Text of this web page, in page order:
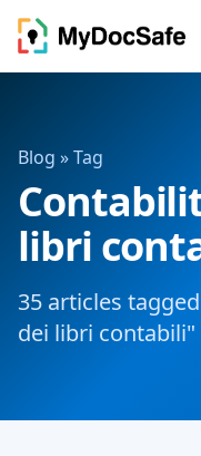
Blog » Tag
libri
35 articles
dei libri contabili"